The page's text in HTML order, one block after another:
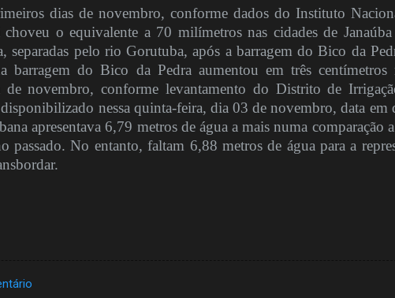
dias de novembro, conforme dados do Instituto
o equivalente a 70 milímetros nas cidades de
separadas pelo rio Gorutuba, após a barragem do Bico da
barragem do Bico da Pedra aumentou em três centímetros
de novembro, conforme levantamento do Distrito de
nessa quinta-feira, dia 03 de novembro, data em
apresentava 6,79 metros de água a mais numa comparação
passado. No entanto, faltam 6,88 metros de água para a